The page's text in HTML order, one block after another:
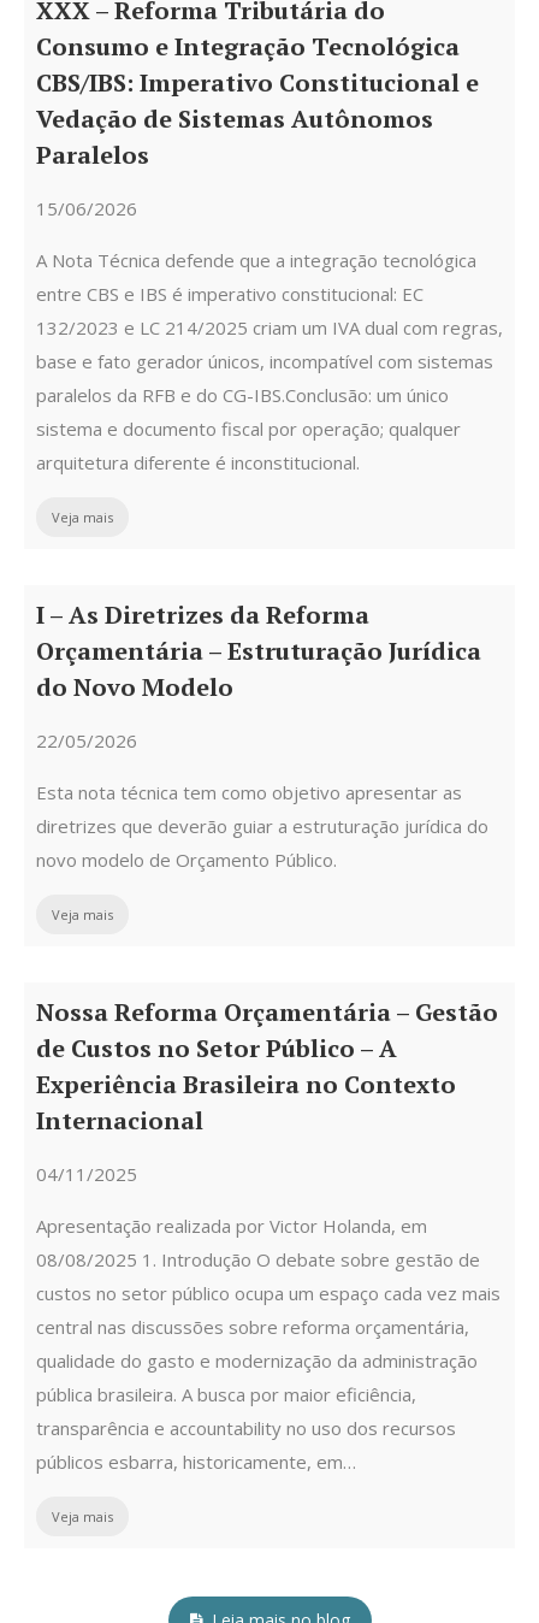
XXX – Reforma Tributária do
Consumo e Integração Tecnológica
CBS/IBS: Imperativo Constitucional e
Vedação de Sistemas Autônomos
Paralelos
15/06/2026
A Nota Técnica defende que a integração tecnológica
entre CBS e IBS é imperativo constitucional: EC
132/2023 e LC 214/2025 criam um IVA dual com regras,
base e fato gerador únicos, incompatível com sistemas
paralelos da RFB e do CG-IBS.Conclusão: um único
sistema e documento fiscal por operação; qualquer
arquitetura diferente é inconstitucional.
Veja mais
I – As Diretrizes da Reforma
Orçamentária – Estruturação Jurídica
do Novo Modelo
22/05/2026
Esta nota técnica tem como objetivo apresentar as
diretrizes que deverão guiar a estruturação jurídica do
novo modelo de Orçamento Público.
Veja mais
Nossa Reforma Orçamentária – Gestão
de Custos no Setor Público – A
Experiência Brasileira no Contexto
Internacional
04/11/2025
Apresentação realizada por Victor Holanda, em
08/08/2025 1. Introdução O debate sobre gestão de
custos no setor público ocupa um espaço cada vez mais
central nas discussões sobre reforma orçamentária,
qualidade do gasto e modernização da administração
pública brasileira. A busca por maior eficiência,
transparência e accountability no uso dos recursos
públicos esbarra, historicamente, em…
Veja mais